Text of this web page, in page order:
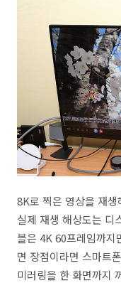
8K로 찍은 영상을 재
실제 재생 해상도는 디
블은 4K 60프레임까지
면 장점이라면 스마트
미러링을 한 화면까지